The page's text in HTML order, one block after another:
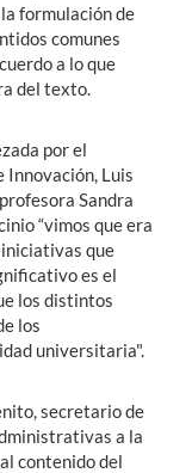
formulación de
comunes
a lo que
del texto.
por el
Luis
Sandra
“vimos que era
que
es el
los distintos
los
universitaria".
secretario de
a la
contenido del